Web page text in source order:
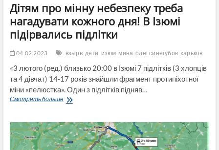
Дітям про мінну небезпеку треба
нагадувати кожного дня! В Ізюмі
підірвались підлітки
04.02.2023 взырв дети изюм мина олег синегубов харьков
«3 лютого (ред.) близько 20:00 в Ізюмі 7 підлітків (3 хлопців
та 4 дівчат) 14-17 років знайшли фрагмент протипіхотної
міни «пелюстка». Один з підлітків підняв…
Смотреть большеДітям
небезпеку
треба
нагадувати